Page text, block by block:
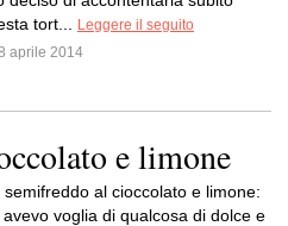
tort...
Leggere il seguito
aprile 2014
e limone
al cioccolato e limone:
avevo voglia di qualcosa di dolce e